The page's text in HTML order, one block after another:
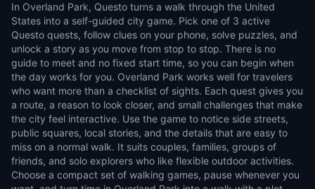
In Overland Park, Questo turns a walk through the United
States into a self-guided city game. Pick one of 3 active
Questo quests, follow clues on your phone, solve puzzles, and
unlock a story as you move from stop to stop. There is no
guide to meet and no fixed start time, so you can begin when
the day works for you. Overland Park works well for travelers
who want more than a checklist of sights. Each quest gives you
a route, a reason to look closer, and small challenges that make
the city feel interactive. Use the game to notice side streets,
public squares, local stories, and the details that are easy to
miss on a normal walk. It suits couples, families, groups of
friends, and solo explorers who like flexible outdoor activities.
Choose a compact set of walking games, pause whenever you